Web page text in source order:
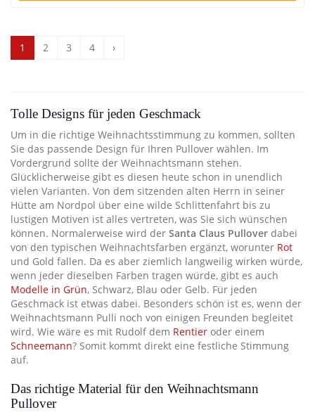
1 2 3 4 ›
Tolle Designs für jeden Geschmack
Um in die richtige Weihnachtsstimmung zu kommen, sollten
Sie das passende Design für Ihren Pullover wählen. Im
Vordergrund sollte der Weihnachtsmann stehen.
Glücklicherweise gibt es diesen heute schon in unendlich
vielen Varianten. Von dem sitzenden alten Herrn in seiner
Hütte am Nordpol über eine wilde Schlittenfahrt bis zu
lustigen Motiven ist alles vertreten, was Sie sich wünschen
können. Normalerweise wird der Santa Claus Pullover dabei
von den typischen Weihnachtsfarben ergänzt, worunter Rot
und Gold fallen. Da es aber ziemlich langweilig wirken würde,
wenn jeder dieselben Farben tragen würde, gibt es auch
Modelle in Grün, Schwarz, Blau oder Gelb. Für jeden
Geschmack ist etwas dabei. Besonders schön ist es, wenn der
Weihnachtsmann Pulli noch von einigen Freunden begleitet
wird. Wie wäre es mit Rudolf dem Rentier oder einem
Schneemann? Somit kommt direkt eine festliche Stimmung
auf.
Das richtige Material für den Weihnachtsmann
Pullover